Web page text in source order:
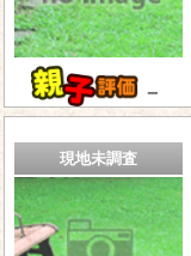
－
現地未調査